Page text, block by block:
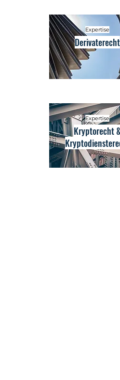
Expertise
Derivaterecht
Expertise
Kryptorecht